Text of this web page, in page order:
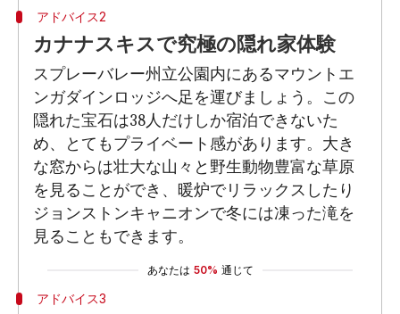
アドバイス2
カナナスキスで究極の隠れ家体験
スプレーバレー州立公園内にあるマウントエ
ンガダインロッジへ足を運びましょう。この
隠れた宝石は38人だけしか宿泊できないた
め、とてもプライベート感があります。大き
な窓からは壮大な山々と野生動物豊富な草原
を見ることができ、暖炉でリラックスしたり
ジョンストンキャニオンで冬には凍った滝を
見ることもできます。
あなたは 50% 通じて
アドバイス3